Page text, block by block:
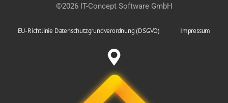
©2026 IT-Concept Software GmbH
EU-Richtlinie Datenschutzgrundverordnung (DSGVO) Impressum